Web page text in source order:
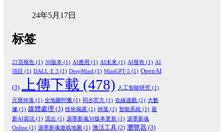
24年5月17日
标签
22頁報告 (1) 30版本 (1) AI應用 (1) AI未來 (1) AI發布 (1) AI
項目 (1) DALL·E 3 (1) DeepMind (1) MiniGPT-5 (1) OpenAI
(3) 上傳下載 (478) 人工智能研究 (1)
元寶掉落 (1) 全地圖狩獵 (1) 同步官方 (1) 在線遊戲 (1) 大數
據 (1) 媒體處理 (3) 技術揭露 (1) 掉落 (1) 智能系統 (1) 最
新AI資訊 (1) 流出 (1) 源墨新魂30版本更新 (1) 源墨新魂
Online (1) 源墨新魂遊戏地圖 (1) 激活工具 (2) 瀏覽器 (3)